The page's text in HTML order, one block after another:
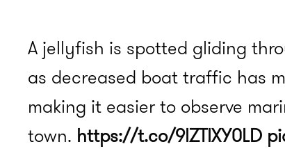
A jellyfish is spotted gliding
as decreased boat traffic has
making it easier to observe
town. https://t.co/9lZTlXY0LD